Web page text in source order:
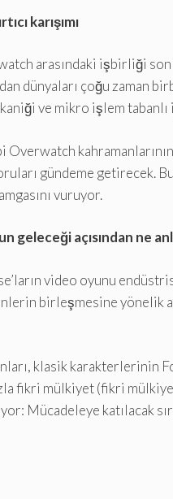
karışımı
arasındaki işbirliği son
dünyaları çoğu zaman
ve mikro işlem
Overwatch
gündeme getirecek.
vuruyor.
geleceği açısından ne
video oyunu
birleşmesine yönelik
klasik karakterlerinin
fikri mülkiyet (fikri
Mücadeleye katılacak